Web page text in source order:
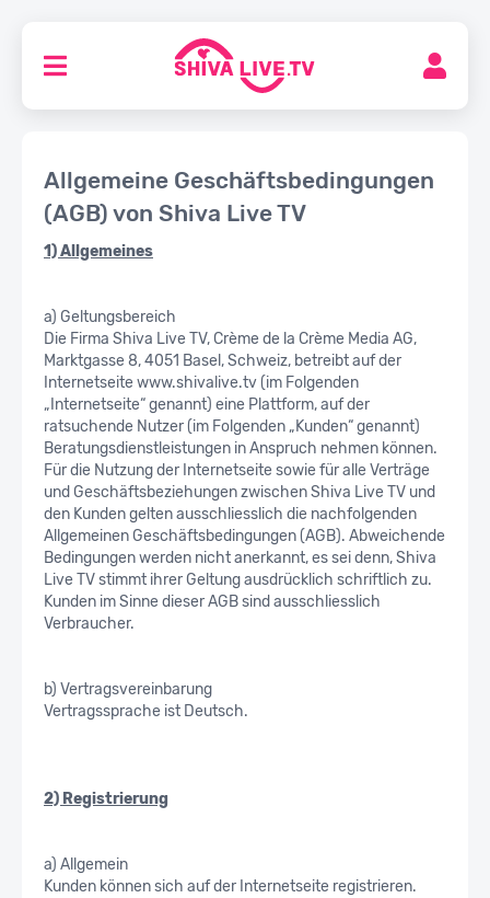
Allgemeine Geschäftsbedingungen
(AGB) von Shiva Live TV
1) Allgemeines
a) Geltungsbereich
Die Firma Shiva Live TV, Crème de la Crème Media AG,
Marktgasse 8, 4051 Basel, Schweiz, betreibt auf der
Internetseite www.shivalive.tv (im Folgenden
„Internetseite“ genannt) eine Plattform, auf der
ratsuchende Nutzer (im Folgenden „Kunden“ genannt)
Beratungsdienstleistungen in Anspruch nehmen können.
Für die Nutzung der Internetseite sowie für alle Verträge
und Geschäftsbeziehungen zwischen Shiva Live TV und
den Kunden gelten ausschliesslich die nachfolgenden
Allgemeinen Geschäftsbedingungen (AGB). Abweichende
Bedingungen werden nicht anerkannt, es sei denn, Shiva
Live TV stimmt ihrer Geltung ausdrücklich schriftlich zu.
Kunden im Sinne dieser AGB sind ausschliesslich
Verbraucher.
b) Vertragsvereinbarung
Vertragssprache ist Deutsch.
2) Registrierung
a) Allgemein
Kunden können sich auf der Internetseite registrieren.